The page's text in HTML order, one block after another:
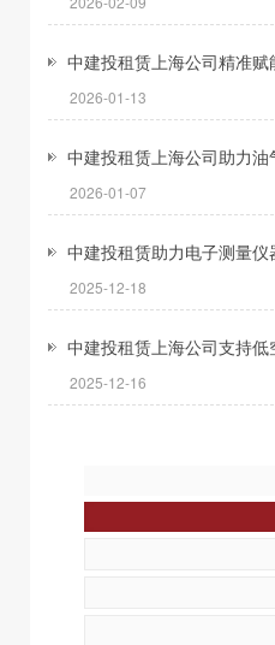
2026-01-13
中建投租赁上海公司精准赋能，助
2026-01-07
中建投租赁上海公司助力
2025-12-18
中建投租赁助力电子测量仪
2025-12-16
中建投租赁上海公司支持